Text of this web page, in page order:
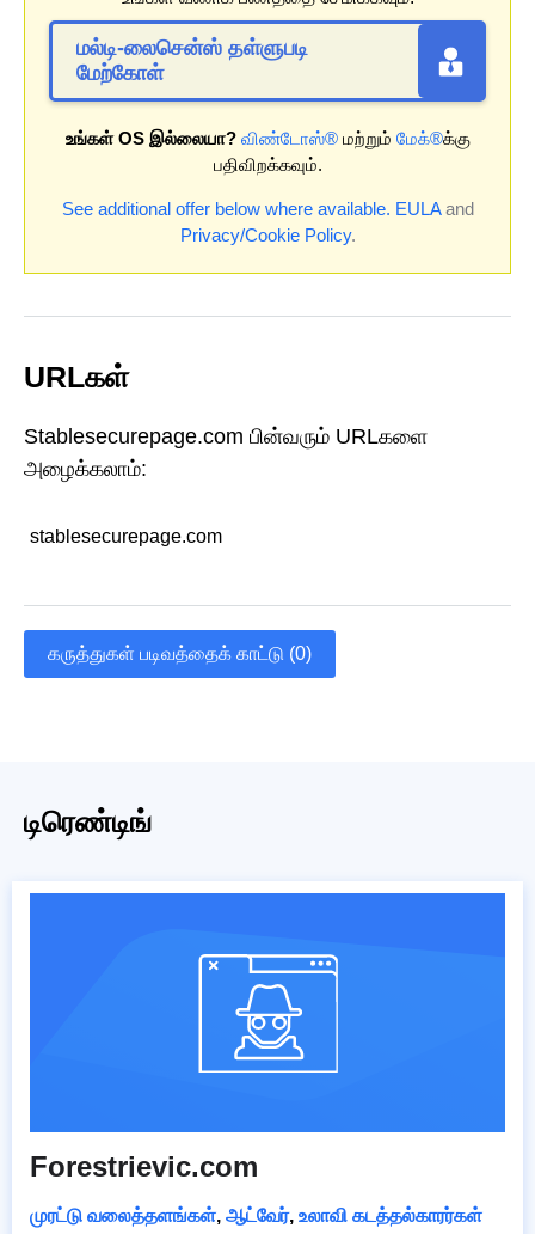
மல்டி-லைசென்ஸ் தள்ளுபடி
மேற்கோள்
உங்கள் OS இல்லையா? விண்டோஸ்®மற்றும் மேக்®க்கு
பதிவிறக்கவும்.
See additional offer below where available. EULAand
Privacy/Cookie Policy.
URLகள்
Stablesecurepage.com பின்வரும் URLகளை
அழைக்கலாம்:
stablesecurepage.com
கருத்துகள் படிவத்தைக் காட்டு (0)
டிரெண்டிங்
Forestrievic.com
முரட்டு வலைத்தளங்கள், ஆட்வேர், உலாவி கடத்தல்காரர்கள்